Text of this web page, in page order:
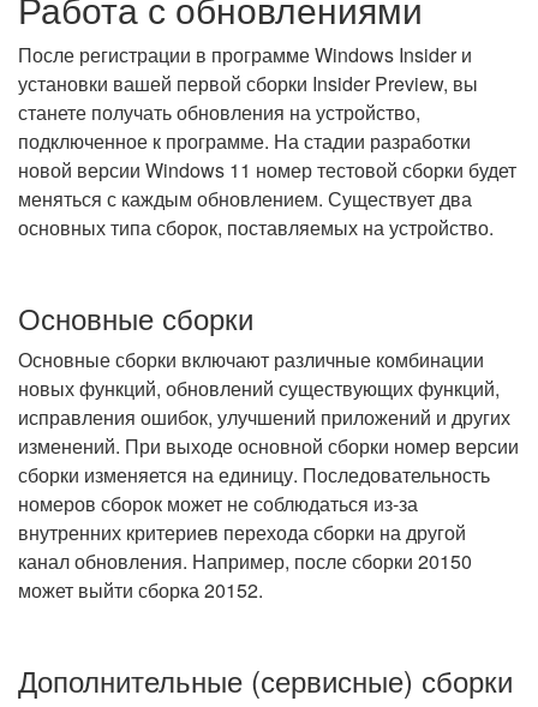
После регистрации в программе Windows Insider и
установки вашей первой сборки Insider Preview, вы
станете получать обновления на устройство,
подключенное к программе. На стадии разработки
новой версии Windows 11 номер тестовой сборки будет
меняться с каждым обновлением. Существует два
основных типа сборок, поставляемых на устройство.
Основные сборки
Основные сборки включают различные комбинации
новых функций, обновлений существующих функций,
исправления ошибок, улучшений приложений и других
изменений. При выходе основной сборки номер версии
сборки изменяется на единицу. Последовательность
номеров сборок может не соблюдаться из-за
внутренних критериев перехода сборки на другой
канал обновления. Например, после сборки 20150
может выйти сборка 20152.
Дополнительные (сервисные) сборки